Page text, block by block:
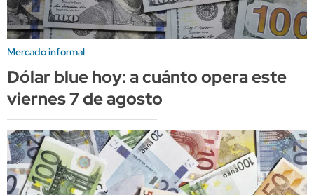
Mercado informal
Dólar blue hoy: a cuánto opera este
viernes 7 de agosto